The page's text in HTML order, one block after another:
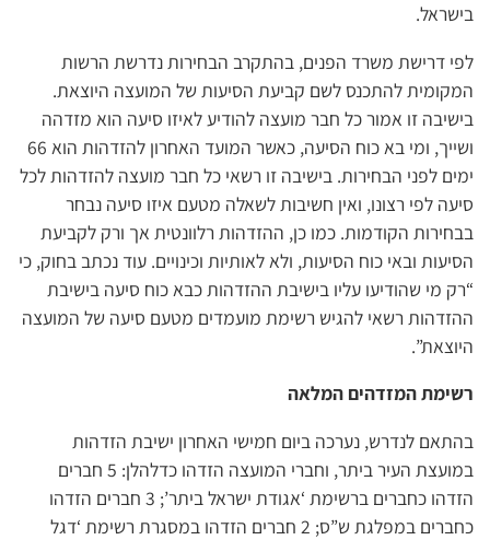
בישראל.
לפי דרישת משרד הפנים, בהתקרב הבחירות נדרשת הרשות
המקומית להתכנס לשם קביעת הסיעות של המועצה היוצאת.
בישיבה זו אמור כל חבר מועצה להודיע לאיזו סיעה הוא מזדהה
ושייך, ומי בא כוח הסיעה, כאשר המועד האחרון להזדהות הוא 66
ימים לפני הבחירות. בישיבה זו רשאי כל חבר מועצה להזדהות לכל
סיעה לפי רצונו, ואין חשיבות לשאלה מטעם איזו סיעה נבחר
בבחירות הקודמות. כמו כן, ההזדהות רלוונטית אך ורק לקביעת
הסיעות ובאי כוח הסיעות, ולא לאותיות וכינויים. עוד נכתב בחוק, כי
“רק מי שהודיעו עליו בישיבת ההזדהות כבא כוח סיעה בישיבת
ההזדהות רשאי להגיש רשימת מועמדים מטעם סיעה של המועצה
היוצאת”.
רשימת המזדהים המלאה
בהתאם לנדרש, נערכה ביום חמישי האחרון ישיבת הזדהות
במועצת העיר ביתר, וחברי המועצה הזדהו כדלהלן: 5 חברים
הזדהו כחברים ברשימת ‘אגודת ישראל ביתר’; 3 חברים הזדהו
כחברים במפלגת ש”ס; 2 חברים הזדהו במסגרת רשימת ‘דגל